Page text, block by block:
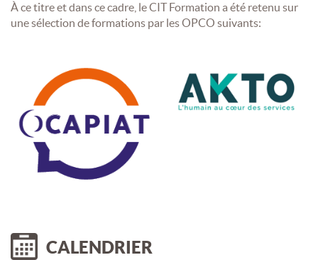
À ce titre et dans ce cadre, le CIT Formation a été retenu sur
une sélection de formations par les OPCO suivants:
CALENDRIER